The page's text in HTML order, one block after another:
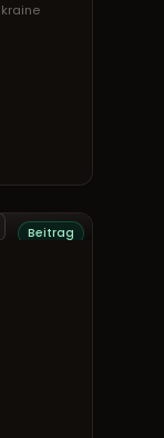
Beitrag